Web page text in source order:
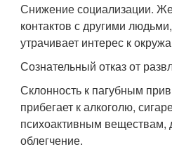
Снижение социализации.
контактов с другими
утрачивает интерес к
Сознательный отказ от
Склонность к пагубным
прибегает к алкоголю,
психоактивным
облегчение.